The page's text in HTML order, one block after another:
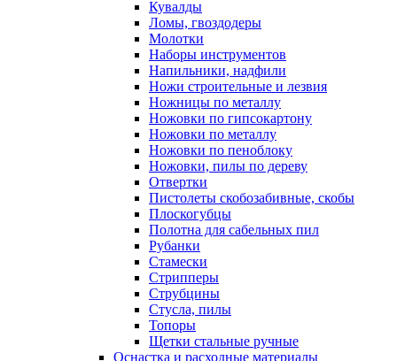
Кувалды
Ломы, гвоздодеры
Молотки
Наборы инструментов
Напильники, надфили
Ножи строительные и лезвия
Ножницы по металлу
Ножовки по гипсокартону
Ножовки по металлу
Ножовки по пеноблоку
Ножовки, пилы по дереву
Отвертки
Пистолеты скобозабивные, скобы
Плоскогубцы
Полотна для сабельных пил
Рубанки
Стамески
Стрипперы
Струбцины
Стусла, пилы
Топоры
Щетки стальные ручные
Оснастка и расходные материалы